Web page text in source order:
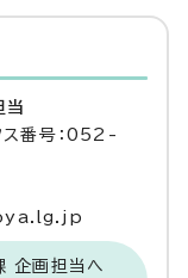
当
番号：052-
企画担当へ